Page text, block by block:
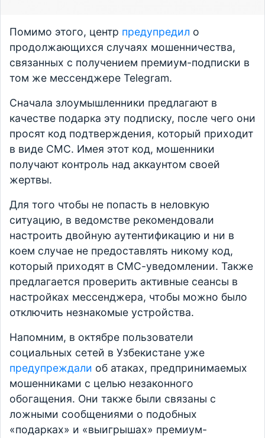
Помимо этого, центр предупредил о
продолжающихся случаях мошенничества,
связанных с получением премиум-подписки в
том же мессенджере Telegram.
Сначала злоумышленники предлагают в
качестве подарка эту подписку, после чего они
просят код подтверждения, который приходит
в виде СМС. Имея этот код, мошенники
получают контроль над аккаунтом своей
жертвы.
Для того чтобы не попасть в неловкую
ситуацию, в ведомстве рекомендовали
настроить двойную аутентификацию и ни в
коем случае не предоставлять никому код,
который приходят в СМС-уведомлении. Также
предлагается проверить активные сеансы в
настройках мессенджера, чтобы можно было
отключить незнакомые устройства.
Напомним, в октябре пользователи
социальных сетей в Узбекистане уже
предупреждали об атаках, предпринимаемых
мошенниками с целью незаконного
обогащения. Они также были связаны с
ложными сообщениями о подобных
«подарках» и «выигрышах» премиум-